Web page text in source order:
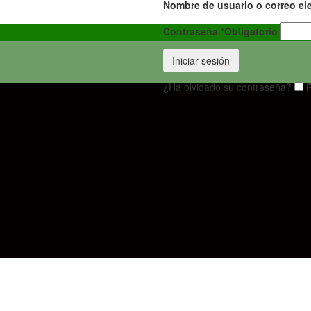
Nombre de usuario o correo
Contraseña *Obligatorio
Iniciar sesión
¿Ha olvidado su contraseña?